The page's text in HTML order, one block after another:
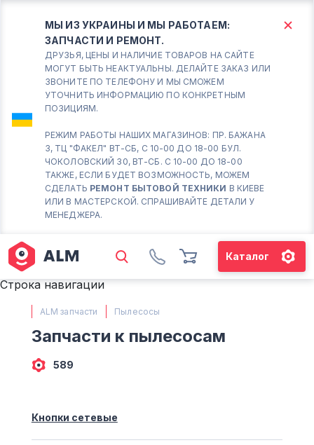
МЫ ИЗ УКРАИНЫ И МЫ РАБОТАЕМ:
ЗАПЧАСТИ И РЕМОНТ.
ДРУЗЬЯ, ЦЕНЫ И НАЛИЧИЕ ТОВАРОВ НА САЙТЕ
МОГУТ БЫТЬ НЕАКТУАЛЬНЫ. ДЕЛАЙТЕ ЗАКАЗ ИЛИ
ЗВОНИТЕ ПО ТЕЛЕФОНУ И МЫ СМОЖЕМ
УТОЧНИТЬ ИНФОРМАЦИЮ ПО КОНКРЕТНЫМ
ПОЗИЦИЯМ.
РЕЖИМ РАБОТЫ НАШИХ МАГАЗИНОВ: ПР. БАЖАНА
3, ТЦ "ФАКЕЛ" ВТ-СБ, С 10-00 ДО 18-00 БУЛ.
ЧОКОЛОВСКИЙ 30, ВТ-СБ. С 10-00 ДО 18-00
ТАКЖЕ, ЕСЛИ БУДЕТ ВОЗМОЖНОСТЬ, МОЖЕМ
СДЕЛАТЬ РЕМОНТ БЫТОВОЙ ТЕХНИКИ В КИЕВЕ
ИЛИ В МАСТЕРСКОЙ. СПРАШИВАЙТЕ ДЕТАЛИ У
МЕНЕДЖЕРА.
Каталог
КИЕВ БОРИСПОЛЬ
Вт.- Сб.
10:00 - 18:00
Соломенский район - ВТ-
СБ. с 10-00 до 18-00
(098) 672 76 42
(063) 722 37 14
М. ХАРЬКОВСКАЯ - ВТ-СБ, С
10-00 ДО 18-00
(063) 527 27 00
(044) 332 76 42
Строка навигации
ALM запчасти Пылесосы
Запчасти к пылесосам
589
Кнопки сетевые